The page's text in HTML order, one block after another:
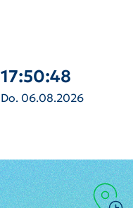
17:50:49
Do. 06.08.2026